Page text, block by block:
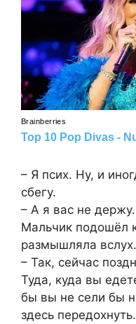
– Я псих. Ну, и
сбегу.
– А я вас не
Мальчик подошёл
размышляла вслух.
– Так, сейчас
Туда, куда вы
бы вы не сели бы
здесь